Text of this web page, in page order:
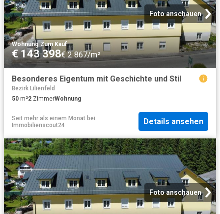
Foto anschauen
Wohnung·Zum Kauf
€ 143 398€ 2 867/m²
Besonderes Eigentum mit Geschichte und Stil
Bezirk Lilienfeld
50 m²2 ZimmerWohnung
Seit mehr als einem Monat bei
Immobilienscout24
Details ansehen
Foto anschauen